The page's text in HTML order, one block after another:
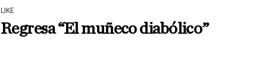
LIKE
Regresa “El muñeco diabólico”